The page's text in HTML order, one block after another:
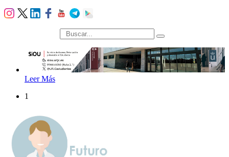
búsqueda
Leer Más
1